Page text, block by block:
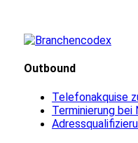
Outbound
Telefonakquise
Terminierung bei